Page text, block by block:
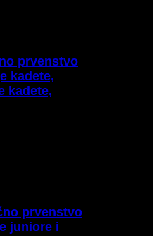
prvenstvo
kadete,
kadete,
prvenstvo
juniore i